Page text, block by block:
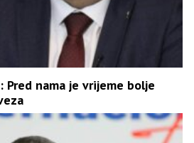
Pred nama je vrijeme bolje